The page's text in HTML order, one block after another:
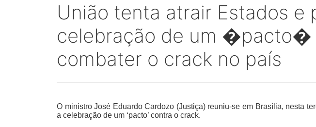
União tenta atrair Estados e
celebração de um �pacto�
combater o crack no país
O ministro José Eduardo Cardozo (Justiça) reuniu-se em Brasília, nesta
a celebração de um ‘pacto’ contra o crack.